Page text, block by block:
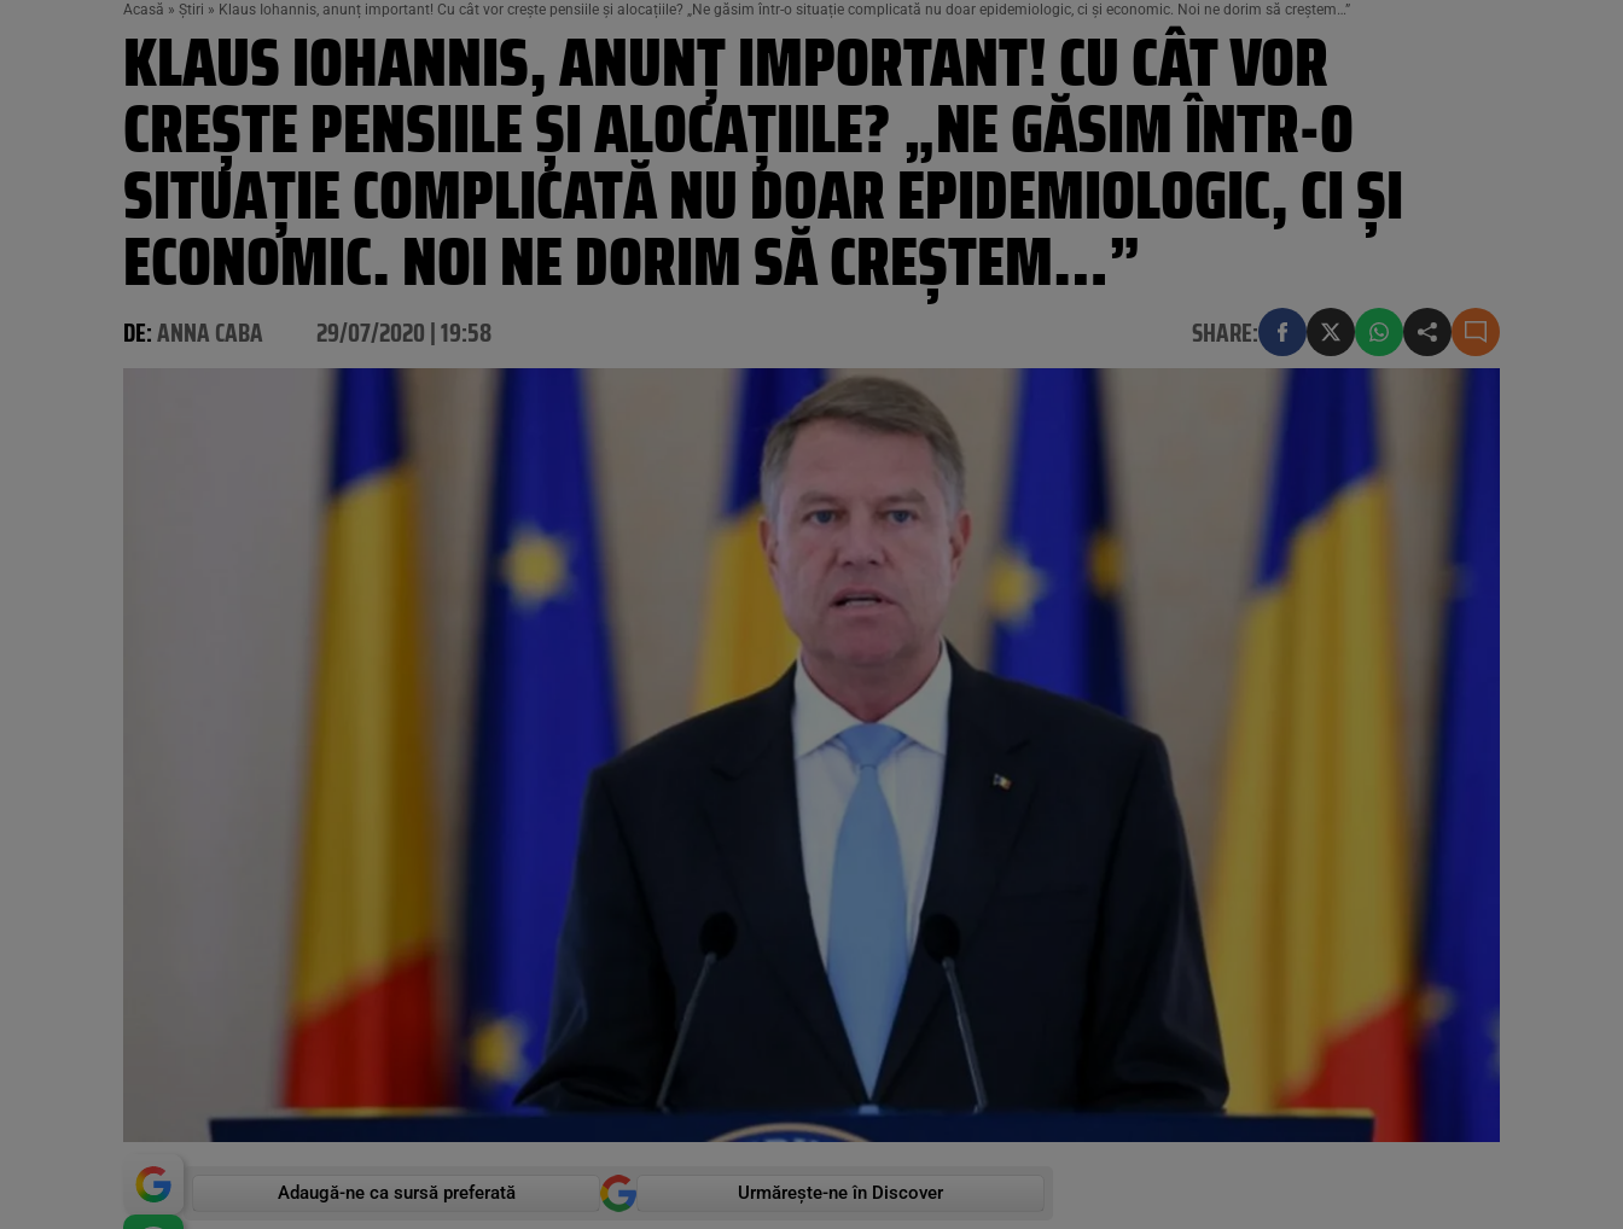
Acasă » Știri » Klaus Iohannis, anunț important! Cu cât vor crește pensiile și alocațiile? „Ne găsim într-o situație complicată nu doar epidemiologic, ci și economic. Noi ne dorim să creștem…”
KLAUS IOHANNIS, ANUNȚ IMPORTANT! CU CÂT VOR
CREȘTE PENSIILE ȘI ALOCAȚIILE? „NE GĂSIM ÎNTR-O
SITUAȚIE COMPLICATĂ NU DOAR EPIDEMIOLOGIC, CI ȘI
ECONOMIC. NOI NE DORIM SĂ CREȘTEM…”
DE:ANNA CABA 29/07/2020 | 19:58 SHARE:
Adaugă-ne ca sursă preferată Urmărește-ne în Discover